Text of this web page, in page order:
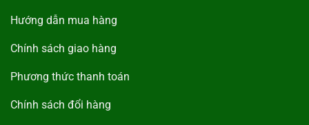
Hướng dẫn mua hàng
Chính sách giao hàng
Phương thức thanh toán
Chính sách đổi hàng